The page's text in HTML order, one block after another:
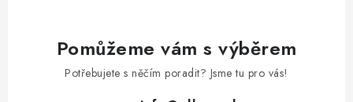
Pomůžeme vám s výběrem
Potřebujete s něčím poradit? Jsme tu pro vás!